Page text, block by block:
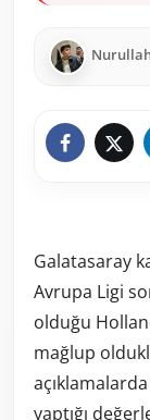
Galatasaray
Avrupa Ligi
olduğu
mağlup
yaptığı